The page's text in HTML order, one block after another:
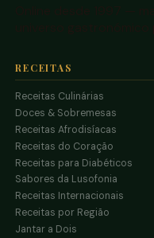
RECEITAS
Receitas Culinárias
Doces & Sobremesas
Receitas Afrodisíacas
Receitas do Coração
Receitas para Diabéticos
Sabores da Lusofonia
Receitas Internacionais
Receitas por Região
Jantar a Dois